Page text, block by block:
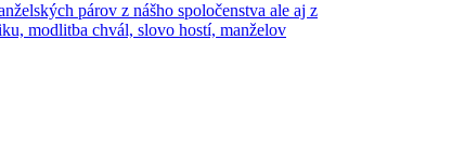
párov z nášho spoločenstva ale aj z
modlitba chvál, slovo hostí, manželov